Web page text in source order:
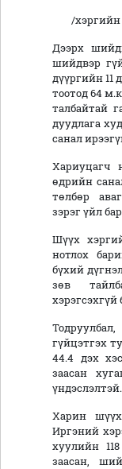
/хэргийн
Дээрх
шийдвэр
дүүргийн 11
тоотод 64
талбайтай
дуудлага
санал
Хариуцагч
өдрийн
төлбөр
зэрэг үйл
Шүүх
нотлох
бүхий
зөв
хэрэгсэхгүй
гүйцэтгэх
44.4 дэх
заасан
үндэслэлтэй.
Харин
Иргэний
хуулийн
заасан,